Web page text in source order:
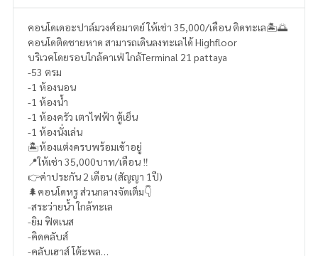
คอนโดเดอะปาล์มวงศ์อมาตย์ ให้เช่า 35,000/เดือน ติดทะเล🏝️🌅
คอนโดติดชายหาด สามารถเดินลงทะเลได้ Highfloor
บริเวคโดยรอบใกล้คาเฟ่ ใกล้Terminal 21 pattaya
-53 ตรม
-1 ห้องนอน
-1 ห้องน้ำ
-1 ห้องครัว เตาไฟฟ้า ตู้เย็น
-1 ห้องนั่งเล่น
🏝️ห้องแต่งครบพร้อมเข้าอยู่
📍ให้เช่า 35,000บาท/เดือน ‼️
👉ค่าประกัน 2 เดือน (สัญญา 1ปี)
🌲คอนโดหรู ส่วนกลางจัดเต็ม👇
-สระว่ายน้ำ ใกล้ทะเล
-ยิม ฟิตเนส
-คิดคลับส์
-คลับเฮาส์ โต้ะพูล